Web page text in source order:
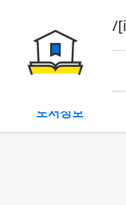
book/rent/
대여
도서정보